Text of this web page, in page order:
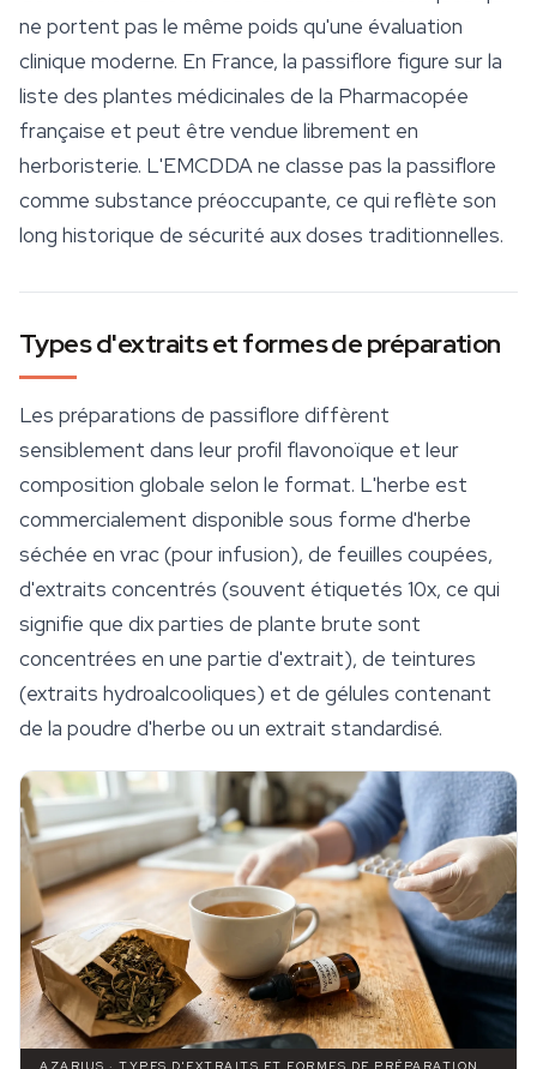
ne portent pas le même poids qu'une évaluation
clinique moderne. En France, la passiflore figure sur la
liste des plantes médicinales de la Pharmacopée
française et peut être vendue librement en
herboristerie. L'EMCDDA ne classe pas la passiflore
comme substance préoccupante, ce qui reflète son
long historique de sécurité aux doses traditionnelles.
Types d'extraits et formes de préparation
Les préparations de passiflore diffèrent
sensiblement dans leur profil flavonoïque et leur
composition globale selon le format. L'herbe est
commercialement disponible sous forme d'herbe
séchée en vrac (pour infusion), de feuilles coupées,
d'extraits concentrés (souvent étiquetés 10x, ce qui
signifie que dix parties de plante brute sont
concentrées en une partie d'extrait), de teintures
(extraits hydroalcooliques) et de gélules contenant
de la poudre d'herbe ou un extrait standardisé.